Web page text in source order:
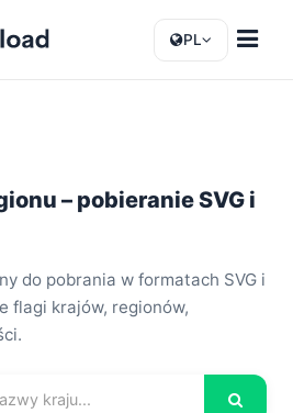
PL
– pobieranie SVG i
do pobrania w formatach SVG i
flagi krajów, regionów,